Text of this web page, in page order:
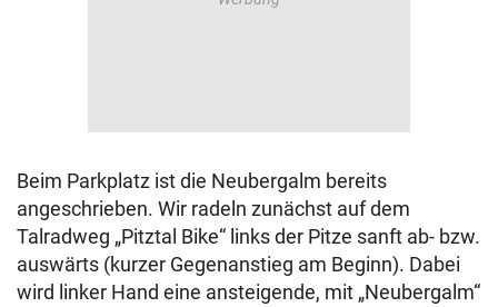
Beim Parkplatz ist die Neubergalm bereits
angeschrieben. Wir radeln zunächst auf dem
Talradweg „Pitztal Bike“ links der Pitze sanft ab- bzw.
auswärts (kurzer Gegenanstieg am Beginn). Dabei
wird linker Hand eine ansteigende, mit „Neubergalm“